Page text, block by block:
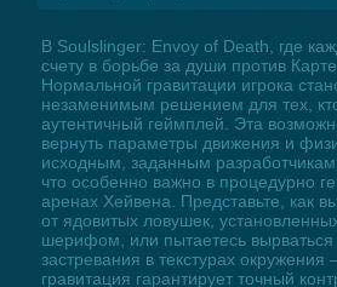
В Soulslinger: Envoy of Death, где
счету в борьбе за души против
Нормальной гравитации игрока
незаменимым решением для тех,
аутентичный геймплей. Эта
вернуть параметры движения и
исходным, заданным
что особенно важно в процедурно
аренах Хейвена. Представьте, как
от ядовитых ловушек,
шерифом, или пытаетесь вырваться
застревания в текстурах окружения
гравитация гарантирует точный